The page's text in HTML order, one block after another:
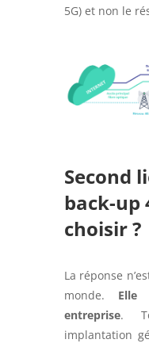
5G) et non le
Second
back-up
choisir ?
La réponse
monde. Elle
entreprise.
implantation